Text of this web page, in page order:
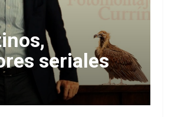
seriales